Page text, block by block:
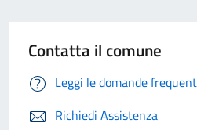
Contatta il comune
Leggi le domande
Richiedi Assistenza